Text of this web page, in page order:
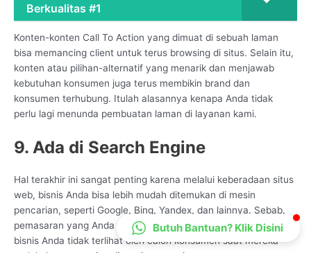
Berkualitas #1
Konten-konten Call To Action yang dimuat di sebuah laman
bisa memancing client untuk terus browsing di situs. Selain itu,
konten atau pilihan-alternatif yang menarik dan menjawab
kebutuhan konsumen juga terus membikin brand dan
konsumen terhubung. Itulah alasannya kenapa Anda tidak
perlu lagi menunda pembuatan laman di layanan kami.
9. Ada di Search Engine
Hal terakhir ini sangat penting karena melalui keberadaan situs
web, bisnis Anda bisa lebih mudah ditemukan di mesin
pencarian, seperti Google, Bing, Yandex, dan lainnya. Sebab,
pemasaran yang Anda terapkan tidak akan berarti apa-apa jika
bisnis Anda tidak terlihat oleh calon konsumen saat mereka
Butuh Bantuan? Klik Disini